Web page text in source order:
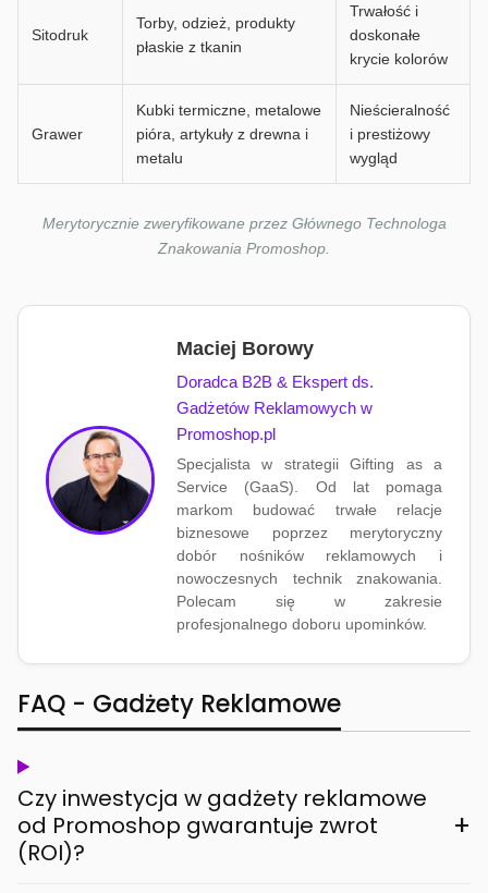
Sitodruk
Torby, odzież, produkty
płaskie z tkanin
Trwałość i
doskonałe
krycie kolorów
Grawer
Kubki termiczne, metalowe
pióra, artykuły z drewna i
metalu
Nieścieralność
i prestiżowy
wygląd
Merytorycznie zweryfikowane przez Głównego Technologa
Znakowania Promoshop.
Maciej Borowy
Doradca B2B & Ekspert ds.
Gadżetów Reklamowych w
Promoshop.pl
Specjalista w strategii Gifting as a
Service (GaaS). Od lat pomaga
markom budować trwałe relacje
biznesowe poprzez merytoryczny
dobór nośników reklamowych i
nowoczesnych technik znakowania.
Polecam się w zakresie
profesjonalnego doboru upominków.
FAQ - Gadżety Reklamowe
Czy inwestycja w gadżety reklamowe
od Promoshop gwarantuje zwrot
(ROI)?
+